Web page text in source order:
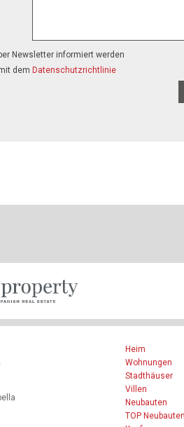
Newsletter informiert werden
dem Datenschutzrichtlinie
Heim
Wohnungen
Stadthäuser
Villen
Neubauten
TOP Neubauten